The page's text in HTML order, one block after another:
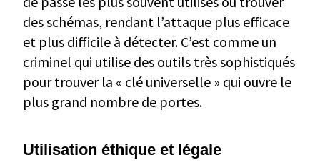
des schémas, rendant l’attaque plus efficace
et plus difficile à détecter. C’est comme un
criminel qui utilise des outils très sophistiqués
pour trouver la « clé universelle » qui ouvre le
plus grand nombre de portes.
Utilisation éthique et légale